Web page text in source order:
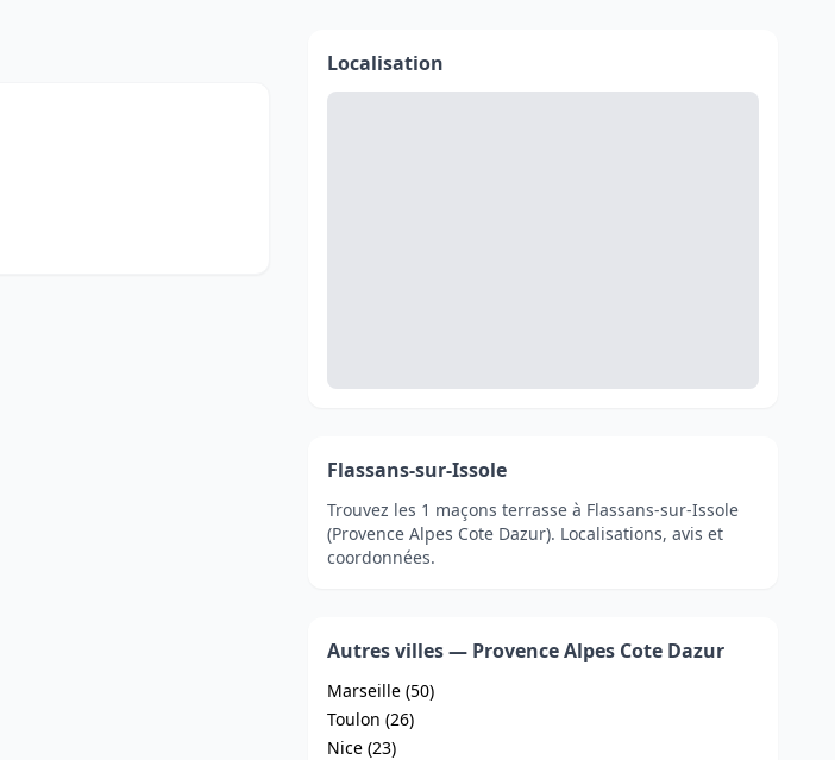
Localisation
Flassans-sur-Issole
Trouvez les 1 maçons terrasse à Flassans-sur-Issole
(Provence Alpes Cote Dazur). Localisations, avis et
coordonnées.
Autres villes — Provence Alpes Cote Dazur
Marseille (50)
Toulon (26)
Nice (23)